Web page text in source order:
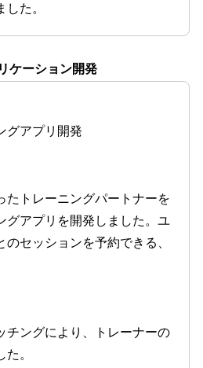
た。
ケーション開発
グアプリ開発
たトレーニングパートナーを
グアプリを開発しました。ユ
セッションを予約できる、
チングにより、トレーナーの
。